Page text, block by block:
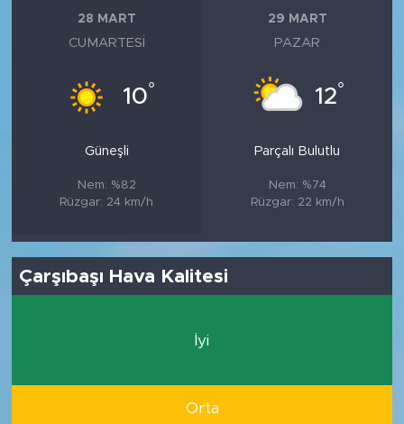
28 MART
CUMARTESI
10°
Güneşli
Nem: %82
Rüzgar: 24 km/h
29 MART
PAZAR
12°
Parçalı Bulutlu
Nem: %74
Rüzgar: 22 km/h
Çarşıbaşı Hava Kalitesi
İyi
Orta